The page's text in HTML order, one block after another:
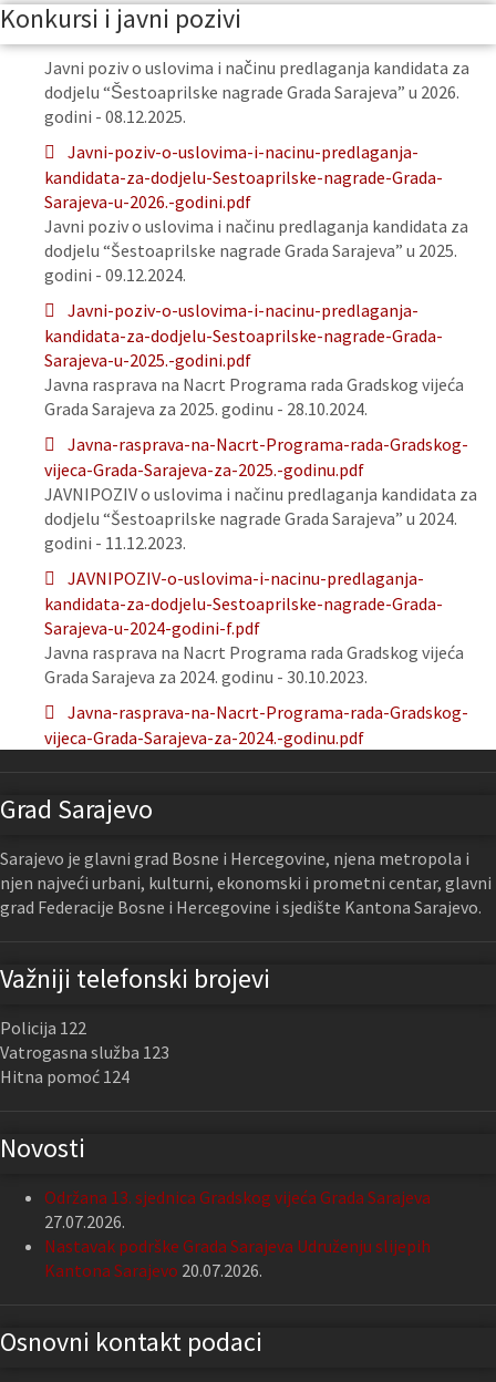
Konkursi i javni pozivi
Javni poziv o uslovima i načinu predlaganja kandidata za
dodjelu “Šestoaprilske nagrade Grada Sarajeva” u 2026.
godini - 08.12.2025.
Javni-poziv-o-uslovima-i-nacinu-predlaganja-
kandidata-za-dodjelu-Sestoaprilske-nagrade-Grada-
Sarajeva-u-2026.-godini.pdf
Javni poziv o uslovima i načinu predlaganja kandidata za
dodjelu “Šestoaprilske nagrade Grada Sarajeva” u 2025.
godini - 09.12.2024.
Javni-poziv-o-uslovima-i-nacinu-predlaganja-
kandidata-za-dodjelu-Sestoaprilske-nagrade-Grada-
Sarajeva-u-2025.-godini.pdf
Javna rasprava na Nacrt Programa rada Gradskog vijeća
Grada Sarajeva za 2025. godinu - 28.10.2024.
Javna-rasprava-na-Nacrt-Programa-rada-Gradskog-
vijeca-Grada-Sarajeva-za-2025.-godinu.pdf
JAVNIPOZIV o uslovima i načinu predlaganja kandidata za
dodjelu “Šestoaprilske nagrade Grada Sarajeva” u 2024.
godini - 11.12.2023.
JAVNIPOZIV-o-uslovima-i-nacinu-predlaganja-
kandidata-za-dodjelu-Sestoaprilske-nagrade-Grada-
Sarajeva-u-2024-godini-f.pdf
Javna rasprava na Nacrt Programa rada Gradskog vijeća
Grada Sarajeva za 2024. godinu - 30.10.2023.
Javna-rasprava-na-Nacrt-Programa-rada-Gradskog-
vijeca-Grada-Sarajeva-za-2024.-godinu.pdf
Grad Sarajevo
Sarajevo je glavni grad Bosne i Hercegovine, njena metropola i
njen najveći urbani, kulturni, ekonomski i prometni centar, glavni
grad Federacije Bosne i Hercegovine i sjedište Kantona Sarajevo.
Važniji telefonski brojevi
Policija 122
Vatrogasna služba 123
Hitna pomoć 124
Novosti
Održana 13. sjednica Gradskog vijeća Grada Sarajeva
27.07.2026.
Nastavak podrške Grada Sarajeva Udruženju slijepih
Kantona Sarajevo 20.07.2026.
Osnovni kontakt podaci